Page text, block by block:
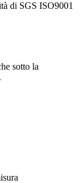
di SGS ISO9001
sotto la